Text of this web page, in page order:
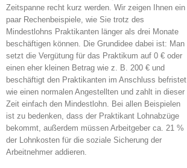
Zeitspanne recht kurz werden. Wir zeigen Ihnen ein
paar Rechenbeispiele, wie Sie trotz des
Mindestlohns Praktikanten länger als drei Monate
beschäftigen können. Die Grundidee dabei ist: Man
setzt die Vergütung für das Praktikum auf 0 € oder
einen eher kleinen Betrag wie z. B. 200 € und
beschäftigt den Praktikanten im Anschluss befristet
wie einen normalen Angestellten und zahlt in dieser
Zeit einfach den Mindestlohn. Bei allen Beispielen
ist zu bedenken, dass der Praktikant Lohnabzüge
bekommt, außerdem müssen Arbeitgeber ca. 21 %
der Lohnkosten für die soziale Sicherung der
Arbeitnehmer addieren.